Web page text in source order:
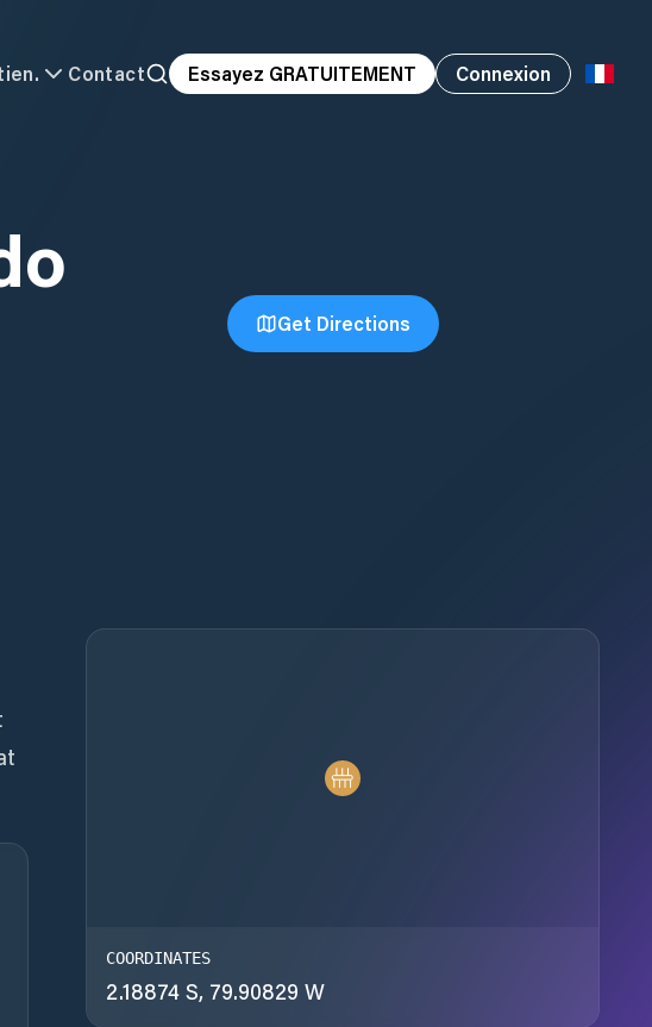
Contact Essayez GRATUITEMENT Connexion
Get Directions
COORDINATES
2.18874 S, 79.90829 W